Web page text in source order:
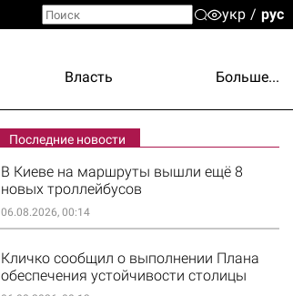
укр рус
Власть Больше...
Последние новости
В Киеве на маршруты вышли ещё 8
новых троллейбусов
06.08.2026, 00:14
Кличко сообщил о выполнении Плана
обеспечения устойчивости столицы